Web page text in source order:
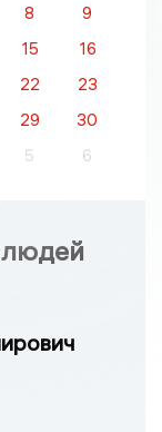
8
9
15
16
22
23
29
30
5 6
людей